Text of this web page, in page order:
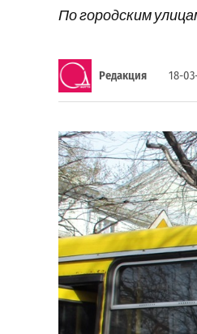
По городским
Редакция 18-